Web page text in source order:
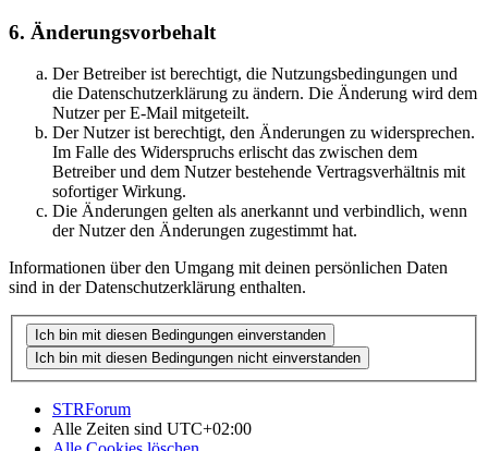
6. Änderungsvorbehalt
Der Betreiber ist berechtigt, die Nutzungsbedingungen und
die Datenschutzerklärung zu ändern. Die Änderung wird dem
Nutzer per E-Mail mitgeteilt.
Der Nutzer ist berechtigt, den Änderungen zu widersprechen.
Im Falle des Widerspruchs erlischt das zwischen dem
Betreiber und dem Nutzer bestehende Vertragsverhältnis mit
sofortiger Wirkung.
Die Änderungen gelten als anerkannt und verbindlich, wenn
der Nutzer den Änderungen zugestimmt hat.
Informationen über den Umgang mit deinen persönlichen Daten
sind in der Datenschutzerklärung enthalten.
STRForum
Alle Zeiten sind UTC+02:00